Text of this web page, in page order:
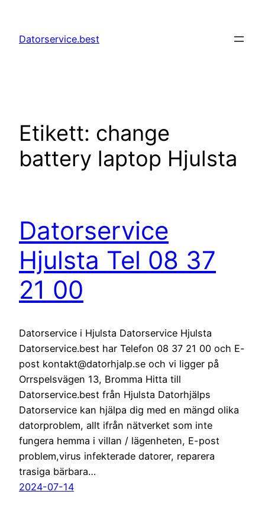
innehåll
Datorservice.best
Etikett: change
battery laptop Hjulsta
Datorservice
Hjulsta Tel 08 37
21 00
Datorservice i Hjulsta Datorservice Hjulsta
Datorservice.best har Telefon 08 37 21 00 och E-
post kontakt@datorhjalp.se och vi ligger på
Orrspelsvägen 13, Bromma Hitta till
Datorservice.best från Hjulsta Datorhjälps
Datorservice kan hjälpa dig med en mängd olika
datorproblem, allt ifrån nätverket som inte
fungera hemma i villan / lägenheten, E-post
problem,virus infekterade datorer, reparera
trasiga bärbara…
2024-07-14